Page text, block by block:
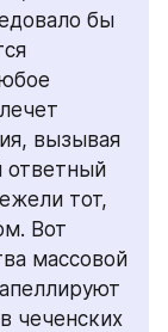
бы
вызывая
ответный
тот,
Вот
массовой
чеченских